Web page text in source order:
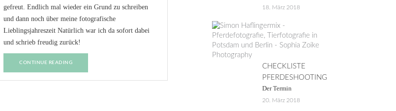
gefreut. Endlich mal wieder ein Grund zu schreiben
und dann noch über meine fotografische
Lieblingsjahreszeit Natürlich war ich da sofort dabei
und schrieb freudig zurück!
CONTINUE READING
18. März 2018
CHECKLISTE
PFERDESHOOTING
Der Termin
20. März 2018